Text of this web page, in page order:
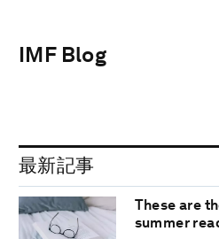
IMF Blog
最新記事
These are
summer